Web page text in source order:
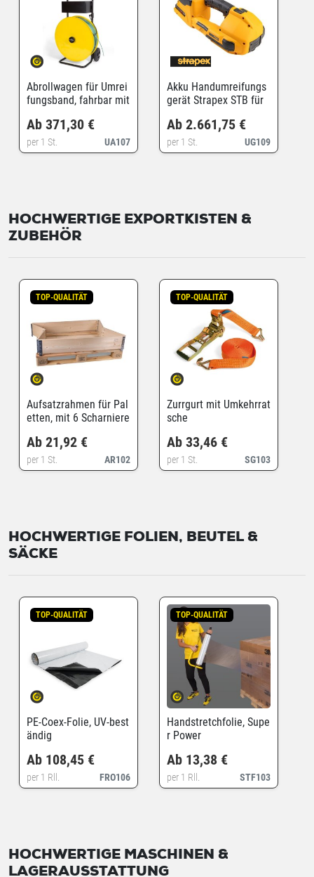
Abrollwagen für Umrei
fungsband, fahrbar mit
UA107
Ab 371,30 €
per 1 St.
Akku Handumreifungs
gerät Strapex STB für
UG109
Ab 2.661,75 €
per 1 St.
HOCHWERTIGE EXPORTKISTEN &
ZUBEHÖR
TOP-QUALITÄT
Aufsatzrahmen für Pal
etten, mit 6 Scharniere
AR102
Ab 21,92 €
per 1 St.
TOP-QUALITÄT
Zurrgurt mit Umkehrrat
sche
SG103
Ab 33,46 €
per 1 St.
HOCHWERTIGE FOLIEN, BEUTEL &
SÄCKE
TOP-QUALITÄT
PE-Coex-Folie, UV-best
ändig
FRO106
Ab 108,45 €
per 1 Rll.
TOP-QUALITÄT
Handstretchfolie, Supe
r Power
STF103
Ab 13,38 €
per 1 Rll.
HOCHWERTIGE MASCHINEN &
LAGERAUSSTATTUNG